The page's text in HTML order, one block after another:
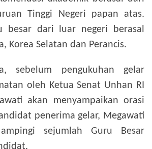
Tinggi Negeri papan atas.
besar dari luar negeri berasal
Korea Selatan dan Perancis.
sebelum pengukuhan gelar
oleh Ketua Senat Unhan RI
akan menyampaikan orasi
penerima gelar, Megawati
sejumlah Guru Besar